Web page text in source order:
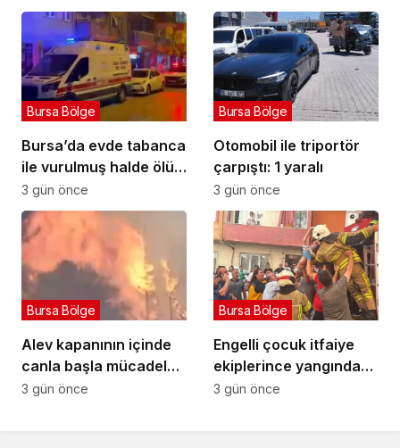
fark oluşturdu
Bursa’da evde tabanca
ile vurulmuş halde ölü
bulundu
Bursa Bölge
3 gün önce
Otomobil ile triportör
çarpıştı: 1 yaralı
Bursa Bölge
3 gün önce
Alev kapanının içinde
canla başla mücadele
ettiler:
Bursa Bölge
3 gün önce
Engelli çocuk itfaiye
ekiplerince yangından
kurtarıldı
Bursa Bölge
3 gün önce